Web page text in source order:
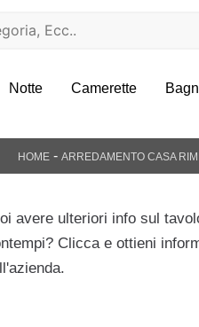
Notte Camerette
HOME - ARREDAMENTO CASA
avere ulteriori info sul
Clicca e ottieni